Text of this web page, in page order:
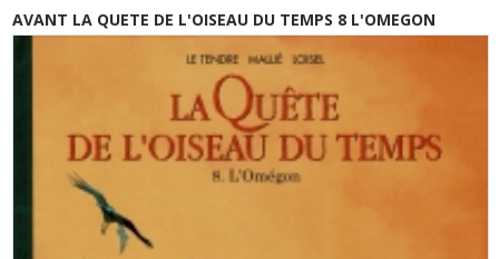
AVANT LA QUETE DE L'OISEAU DU TEMPS 8 L'OMEGON